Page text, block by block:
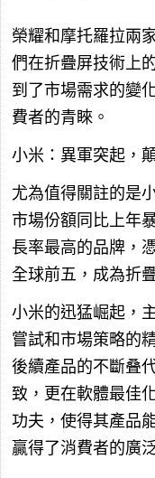
榮耀和摩托羅拉兩
們在折疊屏技術上
到了市場需求的變
費者的青睞。
小米：異軍突起，
尤為值得關註的是
市場份額同比上年
長率最高的品牌，
全球前五，成為折
小米的迅猛崛起，
嘗試和市場策略的
後續產品的不斷叠
致，更在軟體最佳
功夫，使得其產品
贏得了消費者的廣